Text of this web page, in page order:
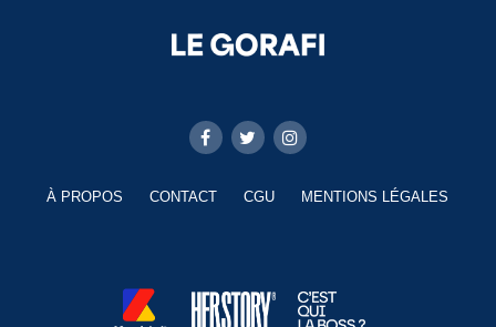
À PROPOS CONTACT CGU MENTIONS LÉGALES